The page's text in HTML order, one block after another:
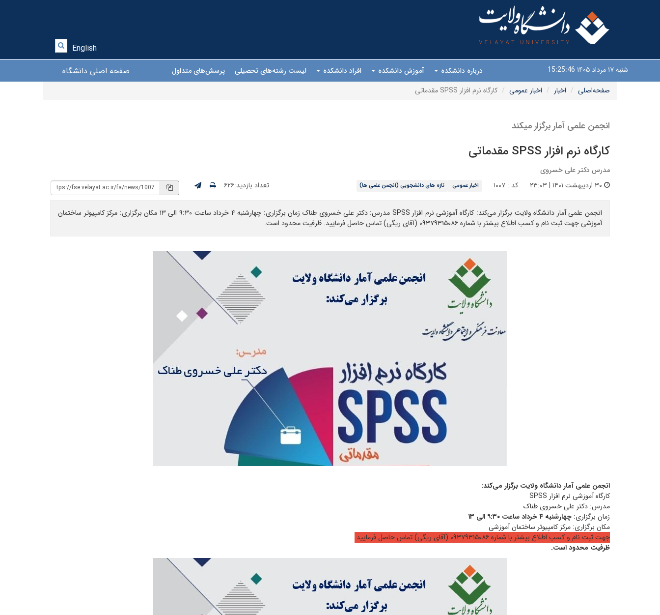
English
شنبه ۱۷ مرداد ۱۴۰۵ 15:25:47 صفحه اصلی دانشگاه درباره دانشکده آموزش دانشکده افراد دانشکده لیست رشته‌های تحصیلی
پرسش‌های متداول
صفحه‌اصلی
اخبار اخبار عمومی کارگاه نرم افزار SPSS مقدماتی
انجمن علمی آمار برگزار میکند
کارگاه نرم افزار SPSS مقدماتی
مدرس دکتر علی خسروی
کد : ۱۰۰۷ اخبار عمومی تازه های دانشجویی (انجمن علمی ها) تعداد بازدید:۶۲۶
انجمن علمی آمار دانشگاه ولایت برگزار می‌کند: کارگاه آموزشی نرم افزار SPSS مدرس: دکتر علی خسروی طناک زمان برگزاری: چهارشنبه ۴ خرداد ساعت ۹:۳۰ الی ۱۳ مکان برگزاری: مرکز کامپیوتر ساختمان
آموزشی جهت ثبت نام و کسب اطلاع بیشتر با شماره ۰۹۳۷۹۳۱۵۰۸۶ (آقای ریگی) تماس حاصل فرمایید. ظرفیت محدود است.
انجمن علمی آمار دانشگاه ولایت برگزار می‌کند:
کارگاه آموزشی نرم افزار SPSS
مدرس: دکتر علی خسروی طناک
زمان برگزاری: چهارشنبه ۴ خرداد ساعت ۹:۳۰ الی ۱۳
مکان برگزاری: مرکز کامپیوتر ساختمان آموزشی
جهت ثبت نام و کسب اطلاع بیشتر با شماره ۰۹۳۷۹۳۱۵۰۸۶ (آقای ریگی) تماس حاصل فرمایید.
ظرفیت محدود است.